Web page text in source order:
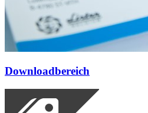
Downloadbereich